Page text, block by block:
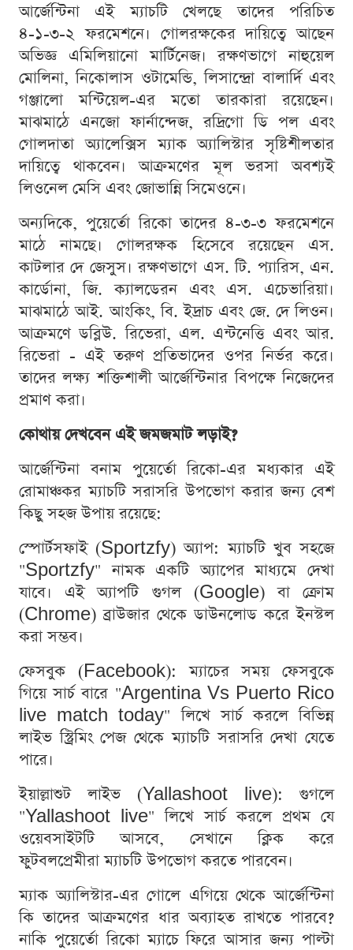
আর্জেন্টিনা এই ম্যাচটি খেলছে তাদের পরিচিত
৪-১-৩-২ ফরমেশনে। গোলরক্ষকের দায়িত্বে আছেন
অভিজ্ঞ এমিলিয়ানো মার্টিনেজ। রক্ষণভাগে নাহুয়েল
মোলিনা, নিকোলাস ওটামেন্ডি, লিসান্দ্রো বালার্দি এবং
গঞ্জালো মন্টিয়েল-এর মতো তারকারা রয়েছেন।
মাঝমাঠে এনজো ফার্নান্দেজ, রদ্রিগো ডি পল এবং
গোলদাতা অ্যালেক্সিস ম্যাক অ্যালিস্টার সৃষ্টিশীলতার
দায়িত্বে থাকবেন। আক্রমণের মূল ভরসা অবশ্যই
লিওনেল মেসি এবং জোভান্নি সিমেওনে।
অন্যদিকে, পুয়ের্তো রিকো তাদের ৪-৩-৩ ফরমেশনে
মাঠে নামছে। গোলরক্ষক হিসেবে রয়েছেন এস.
কাটলার দে জেসুস। রক্ষণভাগে এস. টি. প্যারিস, এন.
কার্ডোনা, জি. ক্যালডেরন এবং এস. এচেভারিয়া।
মাঝমাঠে আই. আংকিং, বি. ইদ্রাচ এবং জে. দে লিওন।
আক্রমণে ডব্লিউ. রিভেরা, এল. এন্টনেত্তি এবং আর.
রিভেরা - এই তরুণ প্রতিভাদের ওপর নির্ভর করে।
তাদের লক্ষ্য শক্তিশালী আর্জেন্টিনার বিপক্ষে নিজেদের
প্রমাণ করা।
কোথায় দেখবেন এই জমজমাট লড়াই?
আর্জেন্টিনা বনাম পুয়ের্তো রিকো-এর মধ্যকার এই
রোমাঞ্চকর ম্যাচটি সরাসরি উপভোগ করার জন্য বেশ
কিছু সহজ উপায় রয়েছে:
স্পোর্টসফাই (Sportzfy) অ্যাপ: ম্যাচটি খুব সহজে
"Sportzfy" নামক একটি অ্যাপের মাধ্যমে দেখা
যাবে। এই অ্যাপটি গুগল (Google) বা ক্রোম
(Chrome) ব্রাউজার থেকে ডাউনলোড করে ইনস্টল
করা সম্ভব।
ফেসবুক (Facebook): ম্যাচের সময় ফেসবুকে
গিয়ে সার্চ বারে "Argentina Vs Puerto Rico
live match today" লিখে সার্চ করলে বিভিন্ন
লাইভ স্ট্রিমিং পেজ থেকে ম্যাচটি সরাসরি দেখা যেতে
পারে।
ইয়াল্লাশুট লাইভ (Yallashoot live): গুগলে
"Yallashoot live" লিখে সার্চ করলে প্রথম যে
ওয়েবসাইটটি আসবে, সেখানে ক্লিক করে
ফুটবলপ্রেমীরা ম্যাচটি উপভোগ করতে পারবেন।
ম্যাক অ্যালিস্টার-এর গোলে এগিয়ে থেকে আর্জেন্টিনা
কি তাদের আক্রমণের ধার অব্যাহত রাখতে পারবে?
নাকি পুয়ের্তো রিকো ম্যাচে ফিরে আসার জন্য পাল্টা